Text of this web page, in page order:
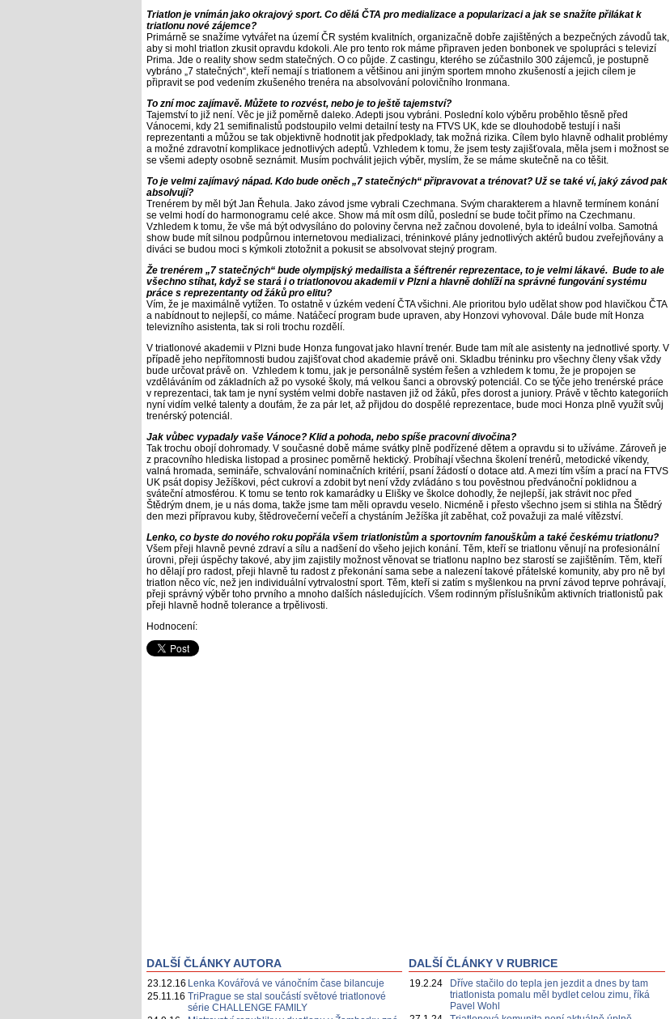
Triatlon je vnímán jako okrajový sport. Co dělá ČTA pro medializace a popularizaci a jak se snažíte přilákat k
triatlonu nové zájemce?
Primárně se snažíme vytvářet na území ČR systém kvalitních, organizačně dobře zajištěných a bezpečných závodů tak,
aby si mohl triatlon zkusit opravdu kdokoli. Ale pro tento rok máme připraven jeden bonbonek ve spolupráci s televizí
Prima. Jde o reality show sedm statečných. O co půjde. Z castingu, kterého se zúčastnilo 300 zájemců, je postupně
vybráno „7 statečných“, kteří nemají s triatlonem a většinou ani jiným sportem mnoho zkušeností a jejich cílem je
připravit se pod vedením zkušeného trenéra na absolvování polovičního Ironmana.
To zní moc zajímavě. Můžete to rozvést, nebo je to ještě tajemství?
Tajemství to již není. Věc je již poměrně daleko. Adepti jsou vybráni. Poslední kolo výběru proběhlo těsně před
Vánocemi, kdy 21 semifinalistů podstoupilo velmi detailní testy na FTVS UK, kde se dlouhodobě testují i naši
reprezentanti a můžou se tak objektivně hodnotit jak předpoklady, tak možná rizika. Cílem bylo hlavně odhalit problémy
a možné zdravotní komplikace jednotlivých adeptů. Vzhledem k tomu, že jsem testy zajišťovala, měla jsem i možnost se
se všemi adepty osobně seznámit. Musím pochválit jejich výběr, myslím, že se máme skutečně na co těšit.
To je velmi zajímavý nápad. Kdo bude oněch „7 statečných“ připravovat a trénovat? Už se také ví, jaký závod pak
absolvují?
Trenérem by měl být Jan Řehula. Jako závod jsme vybrali Czechmana. Svým charakterem a hlavně termínem konání
se velmi hodí do harmonogramu celé akce. Show má mít osm dílů, poslední se bude točit přímo na Czechmanu.
Vzhledem k tomu, že vše má být odvysíláno do poloviny června než začnou dovolené, byla to ideální volba. Samotná
show bude mít silnou podpůrnou internetovou medializaci, tréninkové plány jednotlivých aktérů budou zveřejňovány a
diváci se budou moci s kýmkoli ztotožnit a pokusit se absolvovat stejný program.
Že trenérem „7 statečných“ bude olympijský medailista a šéftrenér reprezentace, to je velmi lákavé. Bude to ale
všechno stíhat, když se stará i o triatlonovou akademii v Plzni a hlavně dohlíží na správné fungování systému
práce s reprezentanty od žáků pro elitu?
Vím, že je maximálně vytížen. To ostatně v úzkém vedení ČTA všichni. Ale prioritou bylo udělat show pod hlavičkou ČTA
a nabídnout to nejlepší, co máme. Natáčecí program bude upraven, aby Honzovi vyhovoval. Dále bude mít Honza
televizního asistenta, tak si roli trochu rozdělí.
V triatlonové akademii v Plzni bude Honza fungovat jako hlavní trenér. Bude tam mít ale asistenty na jednotlivé sporty. V
případě jeho nepřítomnosti budou zajišťovat chod akademie právě oni. Skladbu tréninku pro všechny členy však vždy
bude určovat právě on. Vzhledem k tomu, jak je personálně systém řešen a vzhledem k tomu, že je propojen se
vzděláváním od základních až po vysoké školy, má velkou šanci a obrovský potenciál. Co se týče jeho trenérské práce
v reprezentaci, tak tam je nyní systém velmi dobře nastaven již od žáků, přes dorost a juniory. Právě v těchto kategoriích
nyní vidím velké talenty a doufám, že za pár let, až přijdou do dospělé reprezentace, bude moci Honza plně využít svůj
trenérský potenciál.
Jak vůbec vypadaly vaše Vánoce? Klid a pohoda, nebo spíše pracovní divočina?
Tak trochu obojí dohromady. V současné době máme svátky plně podřízené dětem a opravdu si to užíváme. Zároveň je
z pracovního hlediska listopad a prosinec poměrně hektický. Probíhají všechna školení trenérů, metodické víkendy,
valná hromada, semináře, schvalování nominačních kritérií, psaní žádostí o dotace atd. A mezi tím vším a prací na FTVS
UK psát dopisy Ježíškovi, péct cukroví a zdobit byt není vždy zvládáno s tou pověstnou předvánoční poklidnou a
sváteční atmosférou. K tomu se tento rok kamarádky u Elišky ve školce dohodly, že nejlepší, jak strávit noc před
Štědrým dnem, je u nás doma, takže jsme tam měli opravdu veselo. Nicméně i přesto všechno jsem si stihla na Štědrý
den mezi přípravou kuby, štědrovečerní večeří a chystáním Ježíška jít zaběhat, což považuji za malé vítězství.
Lenko, co byste do nového roku popřála všem triatlonistům a sportovním fanouškům a také českému triatlonu?
Všem přeji hlavně pevné zdraví a sílu a nadšení do všeho jejich konání. Těm, kteří se triatlonu věnují na profesionální
úrovni, přeji úspěchy takové, aby jim zajistily možnost věnovat se triatlonu naplno bez starostí se zajištěním. Těm, kteří
ho dělají pro radost, přeji hlavně tu radost z překonání sama sebe a nalezení takové přátelské komunity, aby pro ně byl
triatlon něco víc, než jen individuální vytrvalostní sport. Těm, kteří si zatím s myšlenkou na první závod teprve pohrávají,
přeji správný výběr toho prvního a mnoho dalších následujících. Všem rodinným příslušníkům aktivních triatlonistů pak
přeji hlavně hodně tolerance a trpělivosti.
Hodnocení:
DALŠÍ ČLÁNKY AUTORA
23.12.16 Lenka Kovářová ve vánočním čase bilancuje
25.11.16 TriPrague se stal součástí světové triatlonové
série CHALLENGE FAMILY
DALŠÍ ČLÁNKY V RUBRICE
19.2.24
Dříve stačilo do tepla jen jezdit a dnes by tam
triatlonista pomalu měl bydlet celou zimu, říká
Pavel Wohl